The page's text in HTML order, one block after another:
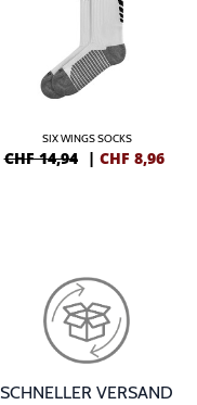
SIX WINGS SOCKS
CHF 14,94 | CHF 8,96
SCHNELLER VERSAND